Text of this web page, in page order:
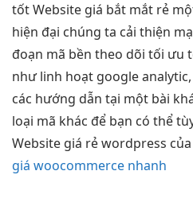
tốtWebsite giá bắt mắt rẻ
hiện đại chúng ta cải thiện
đoạn mã bền theo dõi tối ưu
nhưlinh hoạt google analytic,
các hướng dẫn tại một bài
loại mã khác để bạn có thể
Website giá rẻ wordpress
giá woocommerce nhanh